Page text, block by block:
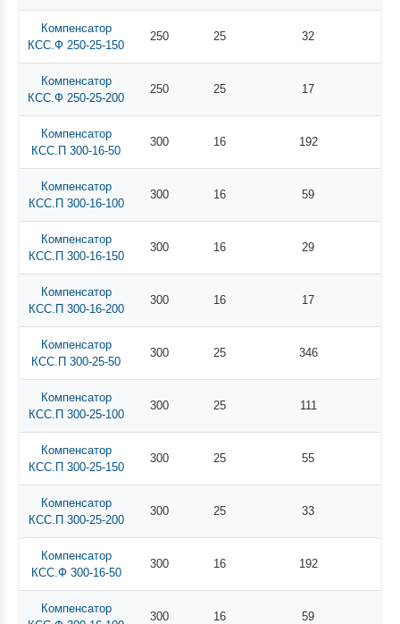
Компенсатор
КСС.Ф 250-25-150
250 25 32
Компенсатор
КСС.Ф 250-25-200
250 25 17
Компенсатор
КСС.П 300-16-50
300 16 192
Компенсатор
КСС.П 300-16-100
300 16 59
Компенсатор
КСС.П 300-16-150
300 16 29
Компенсатор
КСС.П 300-16-200
300 16 17
Компенсатор
КСС.П 300-25-50
300 25 346
Компенсатор
КСС.П 300-25-100
300 25 111
Компенсатор
КСС.П 300-25-150
300 25 55
Компенсатор
КСС.П 300-25-200
300 25 33
Компенсатор
КСС.Ф 300-16-50
300 16 192
Компенсатор
300 16 59